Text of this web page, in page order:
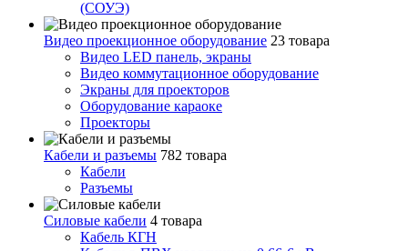
(СОУЭ)
Видео проекционное оборудование 23 товара
Видео LED панель, экраны
Видео коммутационное оборудование
Экраны для проекторов
Оборудование караоке
Проекторы
Кабели и разъемы 782 товара
Кабели
Разъемы
Силовые кабели 4 товара
Кабель КГН